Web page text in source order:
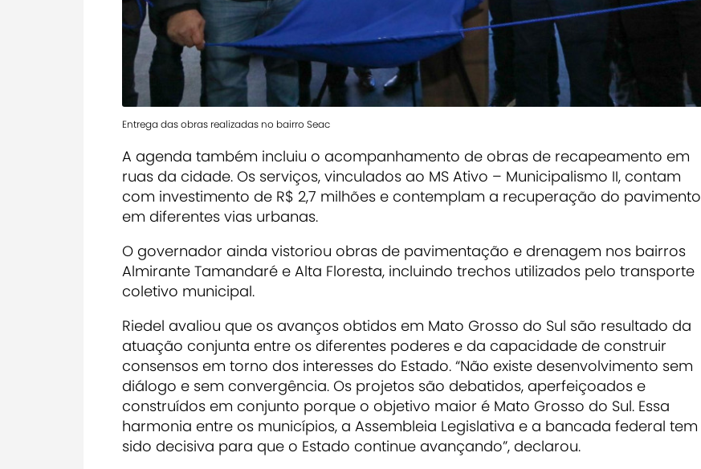
Entrega das obras realizadas no bairro Seac
A agenda também incluiu o acompanhamento de obras de recapeamento em
ruas da cidade. Os serviços, vinculados ao MS Ativo – Municipalismo II, contam
com investimento de R$ 2,7 milhões e contemplam a recuperação do pavimento
em diferentes vias urbanas.
O governador ainda vistoriou obras de pavimentação e drenagem nos bairros
Almirante Tamandaré e Alta Floresta, incluindo trechos utilizados pelo transporte
coletivo municipal.
Riedel avaliou que os avanços obtidos em Mato Grosso do Sul são resultado da
atuação conjunta entre os diferentes poderes e da capacidade de construir
consensos em torno dos interesses do Estado. “Não existe desenvolvimento sem
diálogo e sem convergência. Os projetos são debatidos, aperfeiçoados e
construídos em conjunto porque o objetivo maior é Mato Grosso do Sul. Essa
harmonia entre os municípios, a Assembleia Legislativa e a bancada federal tem
sido decisiva para que o Estado continue avançando”, declarou.